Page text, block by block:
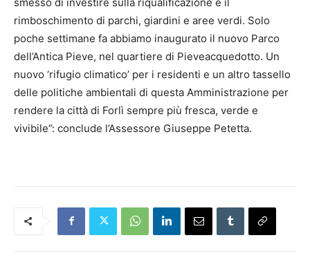
rimboschimento di parchi, giardini e aree verdi. Solo
poche settimane fa abbiamo inaugurato il nuovo Parco
dell’Antica Pieve, nel quartiere di Pieveacquedotto. Un
nuovo ‘rifugio climatico’ per i residenti e un altro tassello
delle politiche ambientali di questa Amministrazione per
rendere la città di Forlì sempre più fresca, verde e
vivibile”: conclude l’Assessore Giuseppe Petetta.